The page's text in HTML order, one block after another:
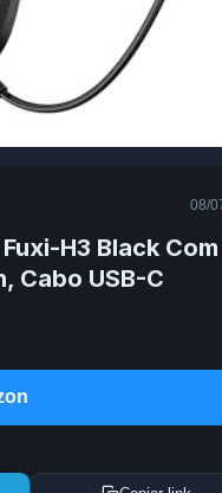
08/
H3 Black Com
Cabo USB-C